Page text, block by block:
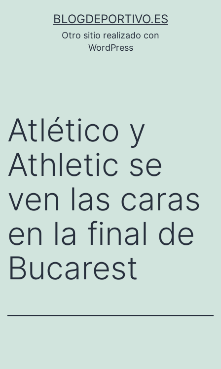
BLOGDEPORTIVO.ES
Otro sitio realizado con
WordPress
Atlético y
Athletic se
ven las caras
en la final de
Bucarest